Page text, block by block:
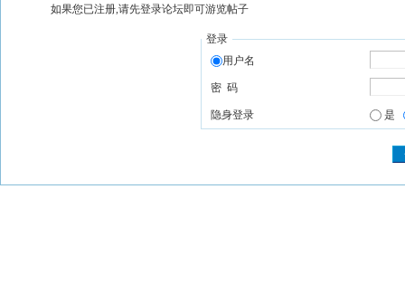
如果您已注册,请先登录论坛即可游览帖子
登录
用户名
密 码
隐身登录 是